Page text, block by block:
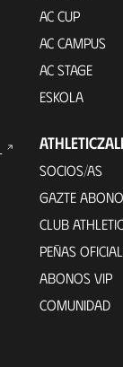
AC CUP
AC CAMPUS
AC STAGE
ESKOLA
SOCIOS/AS
GAZTE
CLUB ATHLETIC
PEÑAS
ABONOS VIP
COMUNIDAD